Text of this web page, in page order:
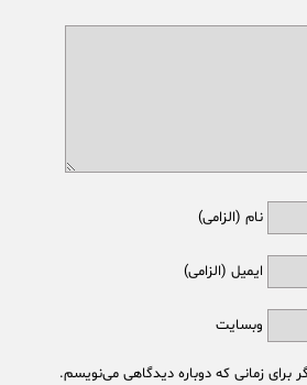
نام (الزامی)
ایمیل (الزامی)
وبسایت
برای زمانی که دوباره دیدگاهی می‌نویسم.